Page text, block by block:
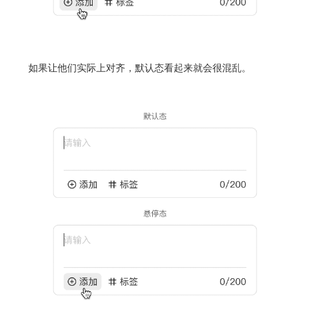
如果让他们实际上对齐，默认态看起来就会很混乱。